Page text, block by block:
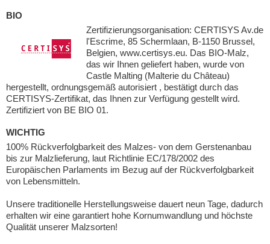
BIO
Zertifizierungsorganisation: CERTISYS Av.de
l'Escrime, 85 Schermlaan, B-1150 Brussel,
Belgien, www.certisys.eu. Das BIO-Malz,
das wir Ihnen geliefert haben, wurde von
Castle Malting (Malterie du Château)
hergestellt, ordnungsgemäß autorisiert , bestätigt durch das
CERTISYS-Zertifikat, das Ihnen zur Verfügung gestellt wird.
Zertifiziert von BE BIO 01.
WICHTIG
100% Rückverfolgbarkeit des Malzes- von dem Gerstenanbau
bis zur Malzlieferung, laut Richtlinie EC/178/2002 des
Europäischen Parlaments im Bezug auf der Rückverfolgbarkeit
von Lebensmitteln.
Unsere traditionelle Herstellungsweise dauert neun Tage, dadurch
erhalten wir eine garantiert hohe Kornumwandlung und höchste
Qualität unserer Malzsorten!